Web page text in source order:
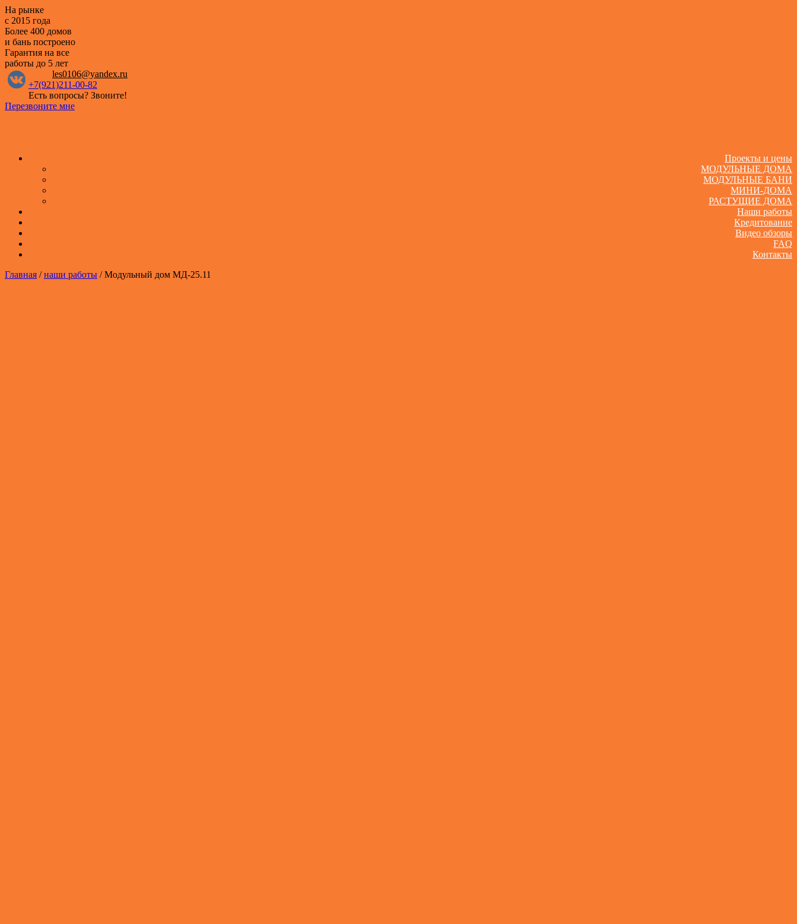
На рынке
с 2015 года
Более 400 домов
и бань построено
Гарантия на все
работы до 5 лет
les0106@yandex.ru
+7(921)211-00-82
Есть вопросы? Звоните!
Перезвоните мне
Проекты и цены
МОДУЛЬНЫЕ ДОМА
МОДУЛЬНЫЕ БАНИ
МИНИ-ДОМА
РАСТУЩИЕ ДОМА
Наши работы
Кредитование
Видео обзоры
FAQ
Контакты
Главная /наши работы / Модульный дом МД-25.11